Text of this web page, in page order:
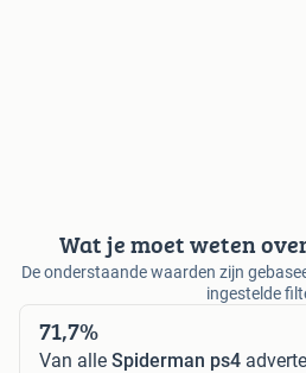
Wat je moet weten
De onderstaande waarden zijn
ingestelde
71,7%
Van alle Spiderman ps4